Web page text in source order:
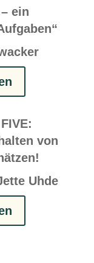
ein
von
Uhde